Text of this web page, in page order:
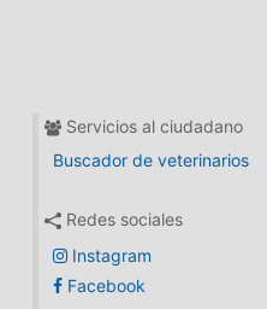
Servicios al ciudadano
Buscador de veterinarios
Redes sociales
Instagram
Facebook